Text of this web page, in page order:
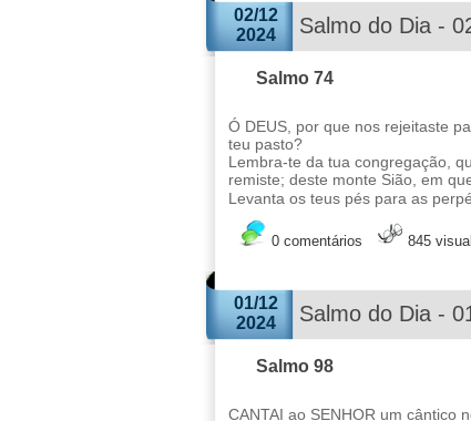
02/12
2024
Salmo do Dia -
Salmo 74
Ó DEUS, por que nos rejeitaste
teu pasto?
Lembra-te da tua congregação,
remiste; deste monte Sião, em
Levanta os teus pés para as
0 comentários 845
01/12
2024
Salmo do Dia -
Salmo 98
CANTAI ao SENHOR um cântico